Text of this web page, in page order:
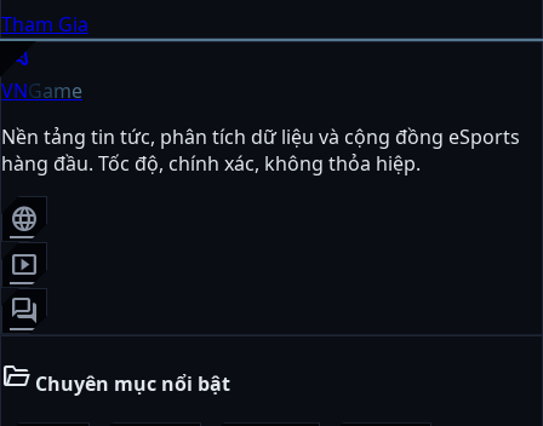
Tham Gia
sports_esports
VNGame
Nền tảng tin tức, phân tích dữ liệu và cộng đồng eSports
hàng đầu. Tốc độ, chính xác, không thỏa hiệp.
language
smart_display
forum
folder_open Chuyên mục nổi bật